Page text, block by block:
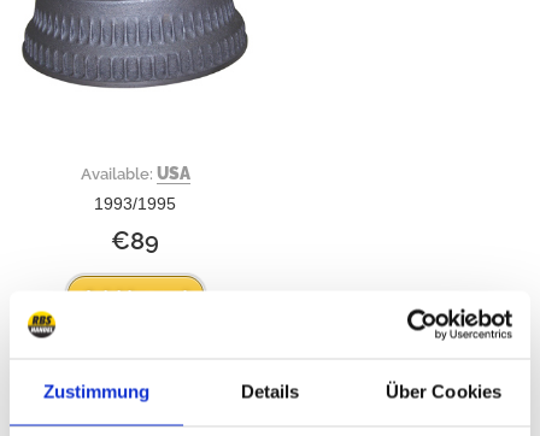
Zustimmung Details Über Cookies
Available: USA
1993/1995
€89
Add to cart